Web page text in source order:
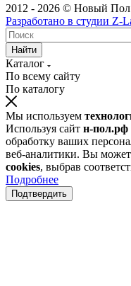
2012 - 2026 © Новый
Разработано в студии Z-
Найти
Каталог
По всему сайту
По каталогу
Мы используем
Используя сайт н-пол.рф
обработку ваших
веб-аналитики. Вы
cookies, выбрав
Подробнее
Подтвердить